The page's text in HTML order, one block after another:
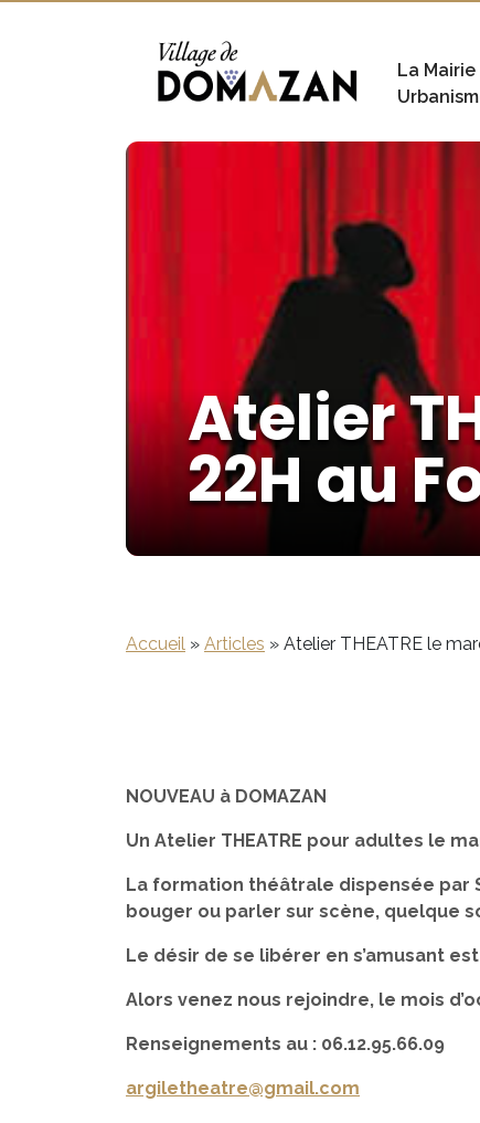
La Mairie
Atelier
22H au
Accueil » Articles » Atelier THEATRE le
NOUVEAU à DOMAZAN
Un Atelier THEATRE pour adultes le
La formation théâtrale dispensée par
bouger ou parler sur scène, quelque
Le désir de se libérer en s’amusant
Alors venez nous rejoindre, le mois
Renseignements au : 06.12.95.66.09
argiletheatre@gmail.com